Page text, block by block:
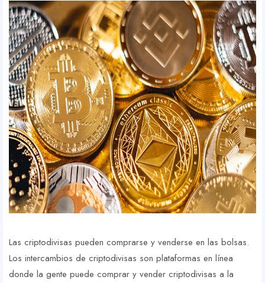
Las criptodivisas pueden comprarse y venderse en las bolsas.
Los intercambios de criptodivisas son plataformas en línea
donde la gente puede comprar y vender criptodivisas a la